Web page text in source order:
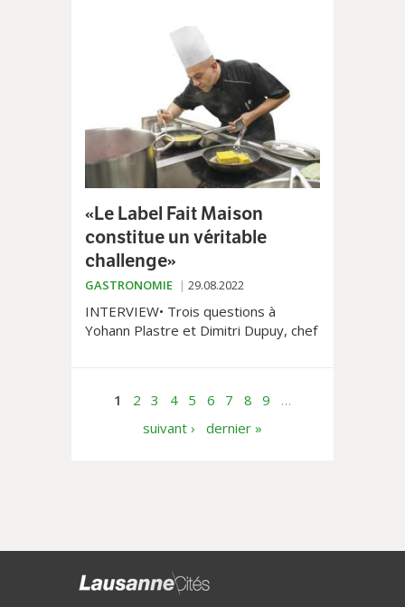
«Le Label Fait Maison
constitue un véritable
challenge»
GASTRONOMIE 29.08.2022
INTERVIEW• Trois questions à
Yohann Plastre et Dimitri Dupuy, chef
1 2 3 4 5 6 7 8 9
…
suivant ›
dernier »